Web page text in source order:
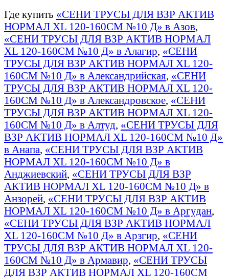
Где купить «СЕНИ ТРУСЫ ДЛЯ ВЗР АКТИВ
НОРМАЛ XL 120-160СМ №10 Д» в Азов,
«СЕНИ ТРУСЫ ДЛЯ ВЗР АКТИВ НОРМАЛ
XL 120-160СМ №10 Д» в Алагир, «СЕНИ
ТРУСЫ ДЛЯ ВЗР АКТИВ НОРМАЛ XL 120-
160СМ №10 Д» в Александрийская, «СЕНИ
ТРУСЫ ДЛЯ ВЗР АКТИВ НОРМАЛ XL 120-
160СМ №10 Д» в Александровское, «СЕНИ
ТРУСЫ ДЛЯ ВЗР АКТИВ НОРМАЛ XL 120-
160СМ №10 Д» в Алтуд, «СЕНИ ТРУСЫ ДЛЯ
ВЗР АКТИВ НОРМАЛ XL 120-160СМ №10 Д»
в Анапа, «СЕНИ ТРУСЫ ДЛЯ ВЗР АКТИВ
НОРМАЛ XL 120-160СМ №10 Д» в
Анджиевский, «СЕНИ ТРУСЫ ДЛЯ ВЗР
АКТИВ НОРМАЛ XL 120-160СМ №10 Д» в
Анзорей, «СЕНИ ТРУСЫ ДЛЯ ВЗР АКТИВ
НОРМАЛ XL 120-160СМ №10 Д» в Аргудан,
«СЕНИ ТРУСЫ ДЛЯ ВЗР АКТИВ НОРМАЛ
XL 120-160СМ №10 Д» в Арзгир, «СЕНИ
ТРУСЫ ДЛЯ ВЗР АКТИВ НОРМАЛ XL 120-
160СМ №10 Д» в Армавир, «СЕНИ ТРУСЫ
ДЛЯ ВЗР АКТИВ НОРМАЛ XL 120-160СМ